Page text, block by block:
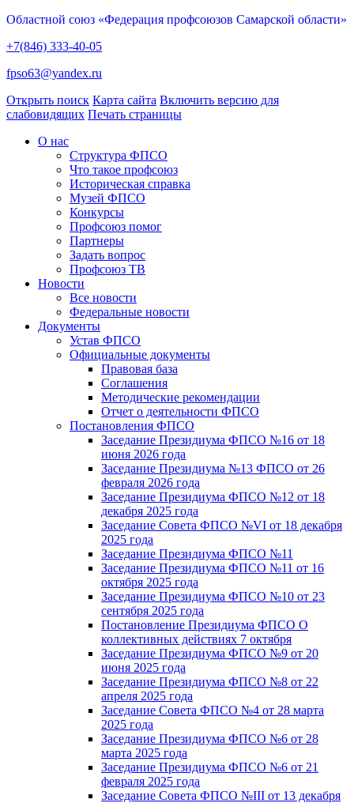
Областной союз «Федерация профсоюзов Самарской области»
+7(846) 333-40-05
fpso63@yandex.ru
Открыть поиск Карта сайта Включить версию для
слабовидящих Печать страницы
О нас
Структура ФПСО
Что такое профсоюз
Историческая справка
Музей ФПСО
Конкурсы
Профсоюз помог
Партнеры
Задать вопрос
Профсоюз ТВ
Новости
Все новости
Федеральные новости
Документы
Устав ФПСО
Официальные документы
Правовая база
Соглашения
Методические рекомендации
Отчет о деятельности ФПСО
Постановления ФПСО
Заседание Президиума ФПСО №16 от 18
июня 2026 года
Заседание Президиума №13 ФПСО от 26
февраля 2026 года
Заседание Президиума ФПСО №12 от 18
декабря 2025 года
Заседание Совета ФПСО №VI от 18 декабря
2025 года
Заседание Президиума ФПСО №11
Заседание Президиума ФПСО №11 от 16
октября 2025 года
Заседание Президиума ФПСО №10 от 23
сентября 2025 года
Постановление Президиума ФПСО О
коллективных действиях 7 октября
Заседание Президиума ФПСО №9 от 20
июня 2025 года
Заседание Президиума ФПСО №8 от 22
апреля 2025 года
Заседание Совета ФПСО №4 от 28 марта
2025 года
Заседание Президиума ФПСО №6 от 28
марта 2025 года
Заседание Президиума ФПСО №6 от 21
февраля 2025 года
Заседание Совета ФПСО №III от 13 декабря